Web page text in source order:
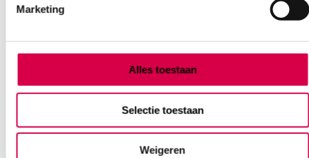
Marketing
Alles toestaan
Selectie toestaan
Weigeren
BD Emerald injectiespuiten, 5ml, 3 delig, Luer
centrisch (100)
Direct leverbaar 9.32